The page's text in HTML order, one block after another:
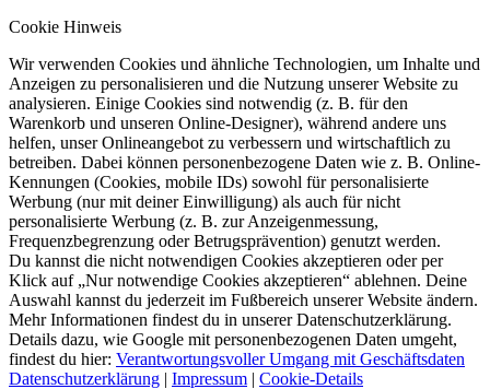
Cookie Hinweis
Wir verwenden Cookies und ähnliche Technologien, um Inhalte und
Anzeigen zu personalisieren und die Nutzung unserer Website zu
analysieren. Einige Cookies sind notwendig (z. B. für den
Warenkorb und unseren Online-Designer), während andere uns
helfen, unser Onlineangebot zu verbessern und wirtschaftlich zu
betreiben. Dabei können personenbezogene Daten wie z. B. Online-
Kennungen (Cookies, mobile IDs) sowohl für personalisierte
Werbung (nur mit deiner Einwilligung) als auch für nicht
personalisierte Werbung (z. B. zur Anzeigenmessung,
Frequenzbegrenzung oder Betrugsprävention) genutzt werden.
Du kannst die nicht notwendigen Cookies akzeptieren oder per
Klick auf „Nur notwendige Cookies akzeptieren“ ablehnen. Deine
Auswahl kannst du jederzeit im Fußbereich unserer Website ändern.
Mehr Informationen findest du in unserer Datenschutzerklärung.
Details dazu, wie Google mit personenbezogenen Daten umgeht,
findest du hier: Verantwortungsvoller Umgang mit Geschäftsdaten
Datenschutzerklärung | Impressum | Cookie-Details